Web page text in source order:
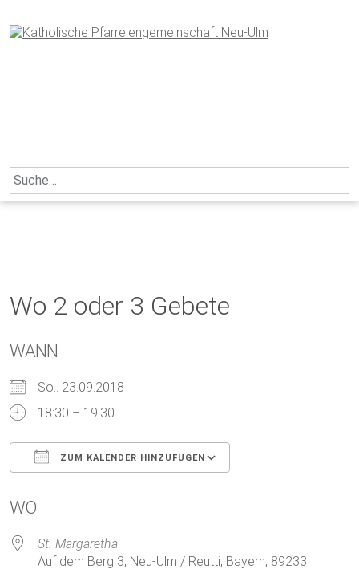
to
content
Search
for:
Wo 2 oder 3 Gebete
WANN
So.. 23.09.2018
18:30 – 19:30
ZUM KALENDER HINZUFÜGEN
WO
St. Margaretha
Auf dem Berg 3, Neu-Ulm / Reutti, Bayern, 89233